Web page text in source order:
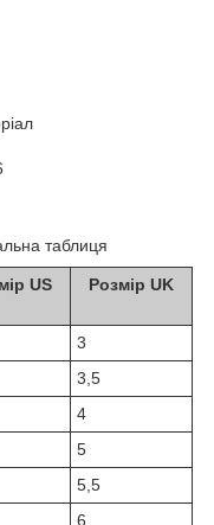
таблиця
US Розмір UK
3
3,5
4
5
5,5
6